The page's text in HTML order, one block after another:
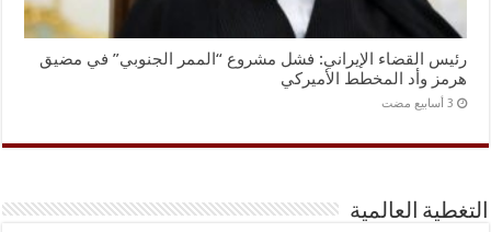
رئيس القضاء الإيراني: فشل مشروع “الممر الجنوبي” في مضيق
هرمز وأد المخطط الأميركي
التغطية العالمية